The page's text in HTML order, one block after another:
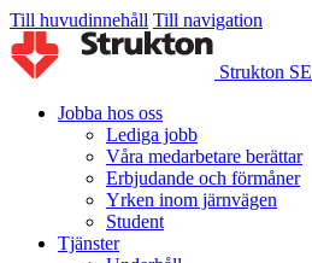
Till huvudinnehåll Till navigation
Strukton SE
Jobba hos oss
Lediga jobb
Våra medarbetare berättar
Erbjudande och förmåner
Yrken inom järnvägen
Student
Tjänster